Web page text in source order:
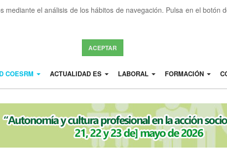
el análisis de los hábitos de navegación. Pulsa en el
ACEPTAR
COESRM ACTUALIDAD ES LABORAL FORMACIÓN